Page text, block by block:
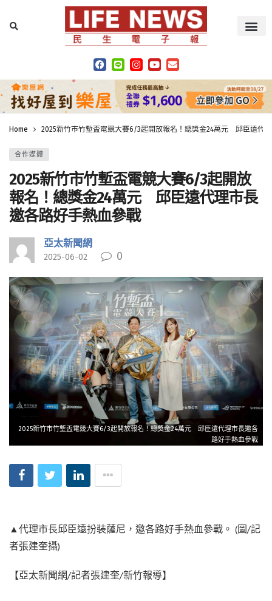
Home 2025新竹市竹塹盃電競大賽6/3起開放報名！總獎金24萬元 邱臣遠代
合作媒體
2025新竹市竹塹盃電競大賽6/3起開放
報名！總獎金24萬元 邱臣遠代理市長
邀各路好手熱血參戰
亞太新聞網
2025-06-02 0
2025新竹市竹塹盃電競大賽6/3起開放報名！總獎金24萬元 邱臣遠代理市長邀各
路好手熱血參戰
▲代理市長邱臣遠扮裝薩尼，邀各路好手熱血參戰。 (圖/記
者張建奎攝)
【亞太新聞網/記者張建奎/新竹報導】